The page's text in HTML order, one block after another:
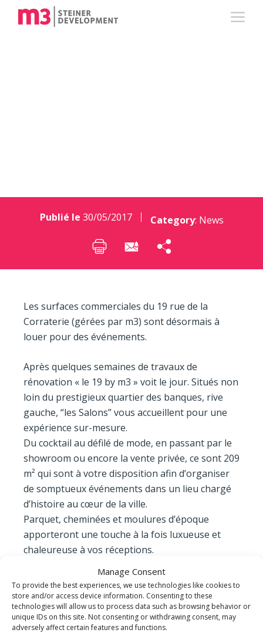
Manage Consent
To provide the best experiences, we use technologies like cookies to
store and/or access device information. Consenting to these
technologies will allow us to process data such as browsing behavior or
unique IDs on this site. Not consenting or withdrawing consent, may
adversely affect certain features and functions.
Publié le 30/05/2017 Category: News
Les surfaces commerciales du 19 rue de la
Corraterie (gérées par m3) sont désormais à
louer pour des événements.
Après quelques semaines de travaux de
rénovation « le 19 by m3 » voit le jour. Situés non
loin du prestigieux quartier des banques, rive
gauche, “les Salons” vous accueillent pour une
expérience sur-mesure.
Du cocktail au défilé de mode, en passant par le
showroom ou encore la vente privée, ce sont 209
m² qui sont à votre disposition afin d’organiser
de somptueux événements dans un lieu chargé
d’histoire au cœur de la ville.
Parquet, cheminées et moulures d’époque
apporteront une touche à la fois luxueuse et
chaleureuse à vos réceptions.
Le 19 by m3
rue de la Corraterie 19, Genève
le19bym3.com